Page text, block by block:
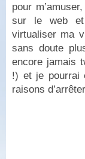
pour
sur le web et
virtualiser ma
sans doute
encore jamais
!) et je pourrai
raisons